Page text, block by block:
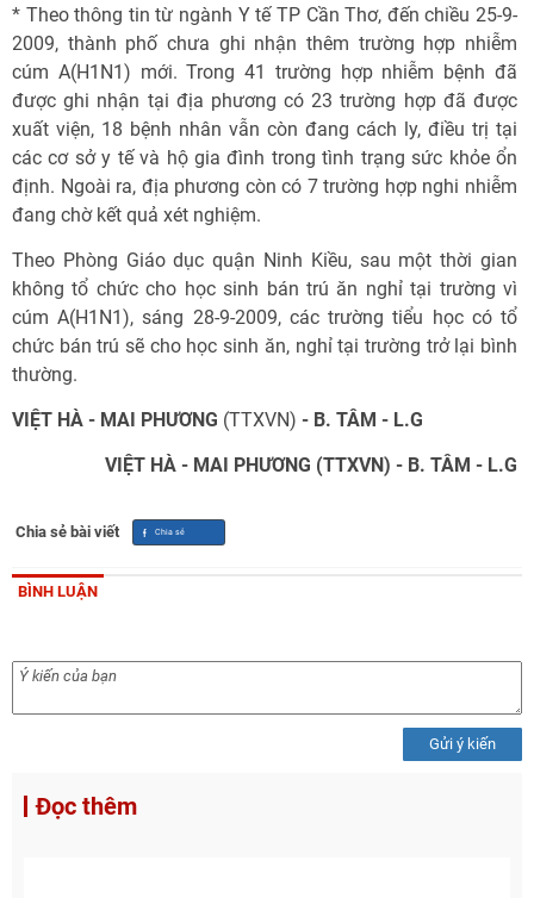
* Theo thông tin từ ngành Y tế TP Cần Thơ, đến chiều 25-9-
2009, thành phố chưa ghi nhận thêm trường hợp nhiễm
cúm A(H1N1) mới. Trong 41 trường hợp nhiễm bệnh đã
được ghi nhận tại địa phương có 23 trường hợp đã được
xuất viện, 18 bệnh nhân vẫn còn đang cách ly, điều trị tại
các cơ sở y tế và hộ gia đình trong tình trạng sức khỏe ổn
định. Ngoài ra, địa phương còn có 7 trường hợp nghi nhiễm
đang chờ kết quả xét nghiệm.
Theo Phòng Giáo dục quận Ninh Kiều, sau một thời gian
không tổ chức cho học sinh bán trú ăn nghỉ tại trường vì
cúm A(H1N1), sáng 28-9-2009, các trường tiểu học có tổ
chức bán trú sẽ cho học sinh ăn, nghỉ tại trường trở lại bình
thường.
VIỆT HÀ - MAI PHƯƠNG (TTXVN) - B. TÂM - L.G
VIỆT HÀ - MAI PHƯƠNG (TTXVN) - B. TÂM - L.G
Chia sẻ bài viết
BÌNH LUẬN
Gửi ý kiến
Đọc thêm